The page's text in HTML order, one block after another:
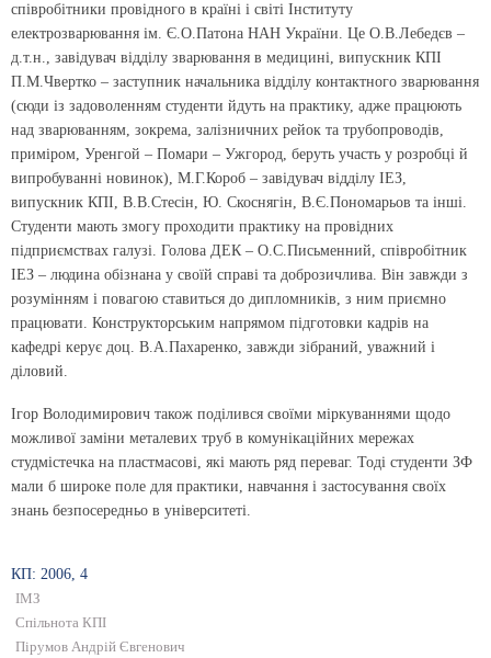
співробітники провідного в країні і світі Інституту
електрозварювання ім. Є.О.Патона НАН України. Це О.В.Лебедєв –
д.т.н., завідувач відділу зварювання в медицині, випускник КПІ
П.М.Чвертко – заступник начальника відділу контактного зварювання
(сюди із задоволенням студенти йдуть на практику, адже працюють
над зварюванням, зокрема, залізничних рейок та трубопроводів,
приміром, Уренгой – Помари – Ужгород, беруть участь у розробці й
випробуванні новинок), М.Г.Короб – завідувач відділу ІЕЗ,
випускник КПІ, В.В.Стесін, Ю. Скоснягін, В.Є.Пономарьов та інші.
Студенти мають змогу проходити практику на провідних
підприємствах галузі. Голова ДЕК – О.С.Письменний, співробітник
ІЕЗ – людина обізнана у своїй справі та доброзичлива. Він завжди з
розумінням і повагою ставиться до дипломників, з ним приємно
працювати. Конструкторським напрямом підготовки кадрів на
кафедрі керує доц. В.А.Пахаренко, завжди зібраний, уважний і
діловий.
Ігор Володимирович також поділився своїми міркуваннями щодо
можливої заміни металевих труб в комунікаційних мережах
студмістечка на пластмасові, які мають ряд переваг. Тоді студенти ЗФ
мали б широке поле для практики, навчання і застосування своїх
знань безпосередньо в університеті.
КП: 2006, 4
ІМЗ
Спільнота КПІ
Пірумов Андрій Євгенович